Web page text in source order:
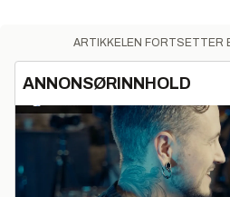
ARTIKKELEN FORTSETTER
ANNONSØRINNHOLD